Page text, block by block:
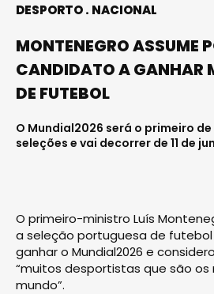
DESPORTO NACIONAL
MONTENEGRO ASSUME
CANDIDATO A GANHAR
DE FUTEBOL
O Mundial2026 será o primeiro
seleções e vai decorrer de 11 de
O primeiro-ministro Luís
a seleção portuguesa de
ganhar o Mundial2026 e
“muitos desportistas que são os
mundo”.